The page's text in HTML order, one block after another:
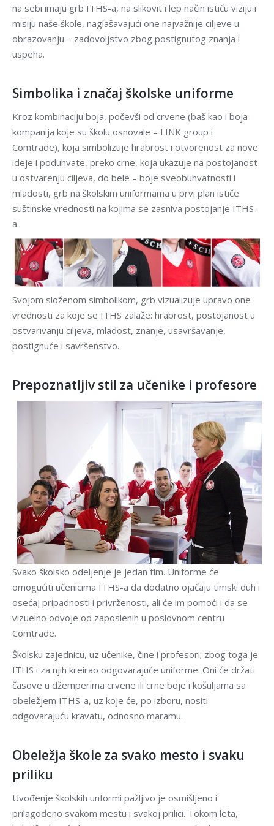
na sebi imaju grb ITHS-a, na slikovit i lep način ističu viziju i
misiju naše škole, naglašavajući one najvažnije ciljeve u
obrazovanju – zadovoljstvo zbog postignutog znanja i
uspeha.
Simbolika i značaj školske uniforme
Kroz kombinaciju boja, počevši od crvene (baš kao i boja
kompanija koje su školu osnovale – LINK group i
Comtrade), koja simbolizuje hrabrost i otvorenost za nove
ideje i poduhvate, preko crne, koja ukazuje na postojanost
u ostvarenju ciljeva, do bele – boje sveobuhvatnosti i
mladosti, grb na školskim uniformama u prvi plan ističe
suštinske vrednosti na kojima se zasniva postojanje ITHS-
a.
Svojom složenom simbolikom, grb vizualizuje upravo one
vrednosti za koje se ITHS zalaže: hrabrost, postojanost u
ostvarivanju ciljeva, mladost, znanje, usavršavanje,
postignuće i savršenstvo.
Prepoznatljiv stil za učenike i profesore
Svako školsko odeljenje je jedan tim. Uniforme će
omogućiti učenicima ITHS-a da dodatno ojačaju timski duh i
osećaj pripadnosti i privrženosti, ali će im pomoći i da se
vizuelno odvoje od zaposlenih u poslovnom centru
Comtrade.
Školsku zajednicu, uz učenike, čine i profesori; zbog toga je
ITHS i za njih kreirao odgovarajuće uniforme. Oni će držati
časove u džemperima crvene ili crne boje i košuljama sa
obeležjem ITHS-a, uz koje će, po izboru, nositi
odgovarajuću kravatu, odnosno maramu.
Obeležja škole za svako mesto i svaku
priliku
Uvođenje školskih unformi pažljivo je osmišljeno i
prilagođeno svakom mestu i svakoj prilici. Tokom leta,